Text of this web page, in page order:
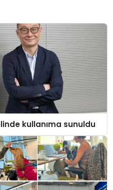
kullanıma sunuldu